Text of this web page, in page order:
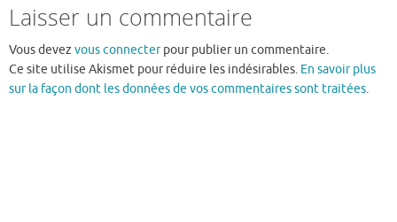
Laisser un commentaire
Vous devez vous connecterpour publier un commentaire.
Ce site utilise Akismet pour réduire les indésirables. En savoir plus
sur la façon dont les données de vos commentaires sont traitées.